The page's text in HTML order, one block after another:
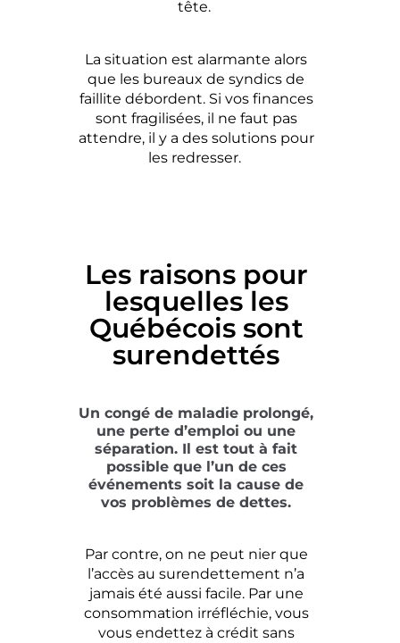
tête.
La situation est alarmante alors
que les bureaux de syndics de
faillite débordent. Si vos finances
sont fragilisées, il ne faut pas
attendre, il y a des solutions pour
les redresser.
Les raisons pour
lesquelles les
Québécois sont
surendettés
Un congé de maladie prolongé,
une perte d’emploi ou une
séparation. Il est tout à fait
possible que l’un de ces
événements soit la cause de
vos problèmes de dettes.
Par contre, on ne peut nier que
l’accès au surendettement n’a
jamais été aussi facile. Par une
consommation irréfléchie, vous
vous endettez à crédit sans